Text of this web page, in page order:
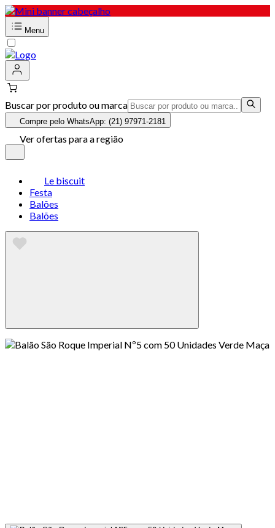
Menu
Buscar por produto ou marca
Compre pelo WhatsApp: (21) 97971-2181
Ver ofertas para a região
Le biscuit
Festa
Balões
Balões